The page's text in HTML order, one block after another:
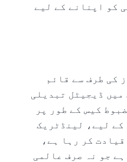
کو اپنانے کے لیے
کی طرف سے قائم
ڈیجیٹل تبدیلی
کیس کے طور پر
لیے، لینڈٹریک
قیادت کر رہا ہے،
جو نہ صرف عالمی